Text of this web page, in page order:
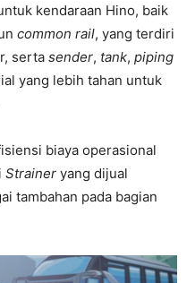
kendaraan Hino, baik
common rail, yang terdiri
serta sender, tank, piping
yang lebih tahan untuk
biaya operasional
Strainer yang dijual
tambahan pada bagian